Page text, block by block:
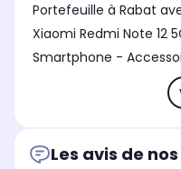
Portefeuille à Rabat
Xiaomi Redmi Note 12 5G
Smartphone -
Les avis de